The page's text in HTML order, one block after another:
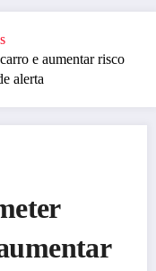
e aumentar risco
alerta